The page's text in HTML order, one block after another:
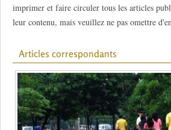
imprimer et faire circuler tous les articles
leur contenu, mais veuillez ne pas omettre
Articles correspondants